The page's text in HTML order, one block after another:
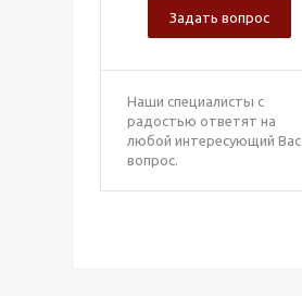
Задать вопрос
Наши специалисты с
радостью ответят на
любой интересующий Вас
вопрос.